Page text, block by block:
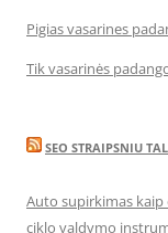
Pigias vasarines
Tik vasarinės
SEO STRAIPSNIU
Auto supirkimas
ciklo valdymo